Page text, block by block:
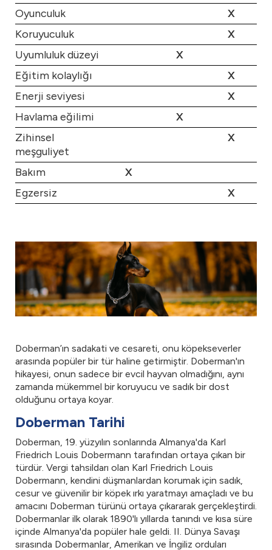
Oyunculuk
X
Koruyuculuk
X
Uyumluluk düzeyi
X
Eğitim kolaylığı
X
Enerji seviyesi
X
Havlama eğilimi
X
Zihinsel
meşguliyet
X
Bakım
X
Egzersiz
X
Doberman’ın sadakati ve cesareti, onu köpekseverler
arasında popüler bir tür haline getirmiştir. Doberman'ın
hikayesi, onun sadece bir evcil hayvan olmadığını, aynı
zamanda mükemmel bir koruyucu ve sadık bir dost
olduğunu ortaya koyar.
Doberman Tarihi
Doberman, 19. yüzyılın sonlarında Almanya'da Karl
Friedrich Louis Dobermann tarafından ortaya çıkan bir
türdür. Vergi tahsildarı olan Karl Friedrich Louis
Dobermann, kendini düşmanlardan korumak için sadık,
cesur ve güvenilir bir köpek ırkı yaratmayı amaçladı ve bu
amacını Doberman türünü ortaya çıkararak gerçekleştirdi.
Dobermanlar ilk olarak 1890'lı yıllarda tanındı ve kısa süre
içinde Almanya'da popüler hale geldi. II. Dünya Savaşı
sırasında Dobermanlar, Amerikan ve İngiliz orduları